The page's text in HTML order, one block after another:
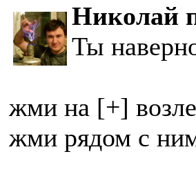
Николай
Ты
жми на [+]
жми рядом с